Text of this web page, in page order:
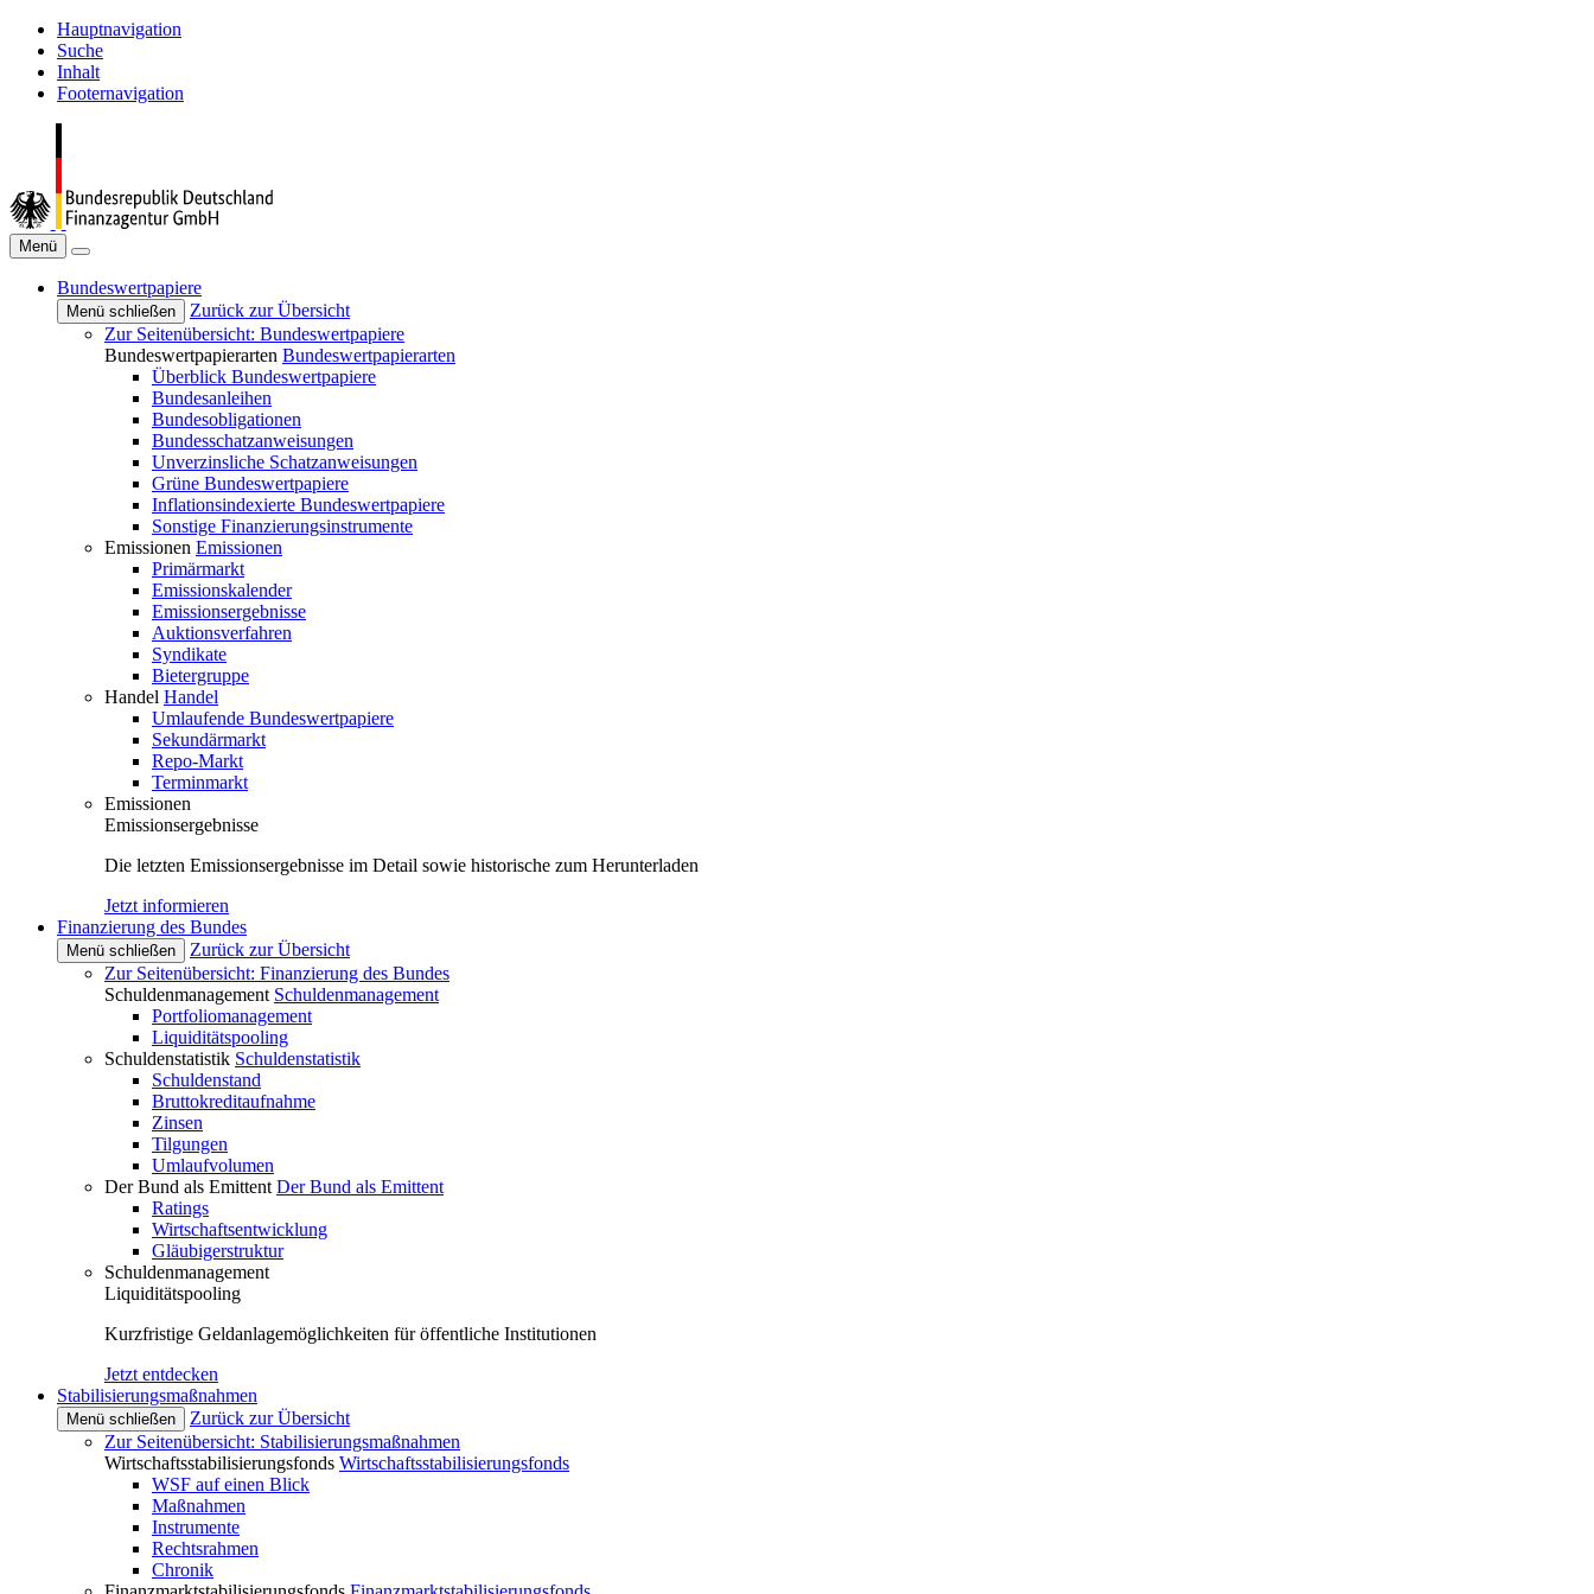
Hauptnavigation
Suche
Inhalt
Footernavigation
Menü
Bundeswertpapiere
Menü schließen
Zurück zur Übersicht
Zur Seitenübersicht: Bundeswertpapiere
Bundeswertpapierarten Bundeswertpapierarten
Überblick Bundeswertpapiere
Bundesanleihen
Bundesobligationen
Bundesschatzanweisungen
Unverzinsliche Schatzanweisungen
Grüne Bundeswertpapiere
Inflationsindexierte Bundeswertpapiere
Sonstige Finanzierungsinstrumente
Emissionen Emissionen
Primärmarkt
Emissionskalender
Emissionsergebnisse
Auktionsverfahren
Syndikate
Bietergruppe
Handel Handel
Umlaufende Bundeswertpapiere
Sekundärmarkt
Repo-Markt
Terminmarkt
Emissionen
Emissionsergebnisse
Die letzten Emissionsergebnisse im Detail sowie historische zum Herunterladen
Jetzt informieren
Finanzierung des Bundes
Menü schließen
Zurück zur Übersicht
Zur Seitenübersicht: Finanzierung des Bundes
Schuldenmanagement Schuldenmanagement
Portfoliomanagement
Liquiditätspooling
Schuldenstatistik Schuldenstatistik
Schuldenstand
Bruttokreditaufnahme
Zinsen
Tilgungen
Umlaufvolumen
Der Bund als Emittent Der Bund als Emittent
Ratings
Wirtschaftsentwicklung
Gläubigerstruktur
Schuldenmanagement
Liquiditätspooling
Kurzfristige Geldanlagemöglichkeiten für öffentliche Institutionen
Jetzt entdecken
Stabilisierungsmaßnahmen
Menü schließen
Zurück zur Übersicht
Zur Seitenübersicht: Stabilisierungsmaßnahmen
Wirtschaftsstabilisierungsfonds Wirtschaftsstabilisierungsfonds
WSF auf einen Blick
Maßnahmen
Instrumente
Rechtsrahmen
Chronik